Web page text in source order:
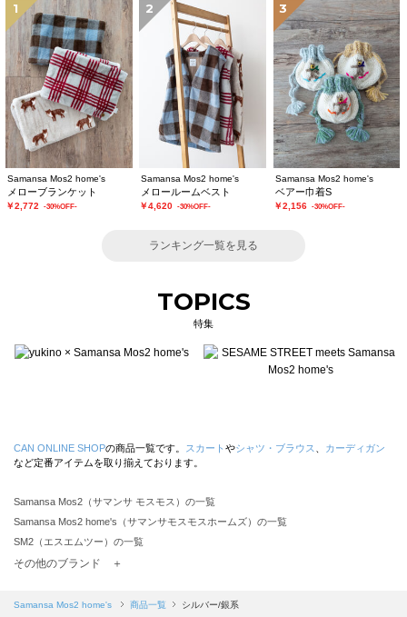
1
Samansa Mos2 home's
メローブランケット
￥2,772 -30%OFF-
2
Samansa Mos2 home's
メロールームベスト
￥4,620 -30%OFF-
3
Samansa Mos2 home's
ベアー巾着S
￥2,156 -30%OFF-
ランキング一覧を見る
TOPICS
特集
CAN ONLINE SHOPの商品一覧です。 スカート やシャツ・ブラウス
カーディガン
など定番アイテムを取り揃えております。
Samansa Mos2（サマンサ モスモス）の一覧
Samansa Mos2 home's（サマンサモスモスホームズ）の一覧
SM2（エスエムツー）の一覧
TSUHARU by Samansa Mos2（ツハルバイサマンサモスモス）の一覧
Samansa Mos2 blue（サマンサモスモス ブルー）の一覧
その他のブランド ＋
Samansa Mos2 home's 商品一覧 シルバー/銀系